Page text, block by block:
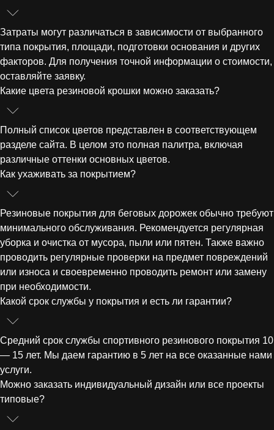
Затраты могут различаться в зависимости от выбранного
типа покрытия, площади, подготовки основания и других
факторов. Для получения точной информации о стоимости,
оставляйте заявку.
Какие цвета резиновой крошки можно заказать?
Полный список цветов представлен в соответствующем
разделе сайта. В целом это полная палитра, включая
различные оттенки основных цветов.
Как ухаживать за покрытием?
Резиновые покрытия для беговых дорожек обычно требуют
минимального обслуживания. Рекомендуется регулярная
уборка и очистка от мусора, пыли или пятен. Также важно
проводить регулярные проверки на предмет повреждений
или износа и своевременно проводить ремонт или замену
при необходимости.
Какой срок службы у покрытия и есть ли гарантии?
Средний срок службы спортивного резинового покрытия 10
— 15 лет. Мы даем гарантию в 5 лет на все оказанные нами
услуги.
Можно заказать индивидуальный дизайн или все проекты
типовые?